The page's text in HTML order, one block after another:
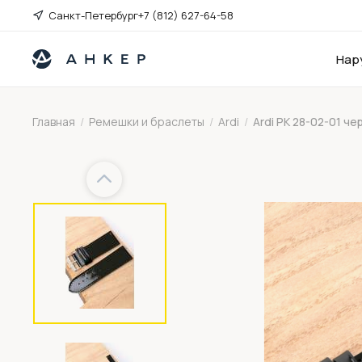
Санкт-Петербург+7 (812) 627-64-58
Главная / Ремешки и браслеты / Ardi / Ardi РК 28-02-01
Previous